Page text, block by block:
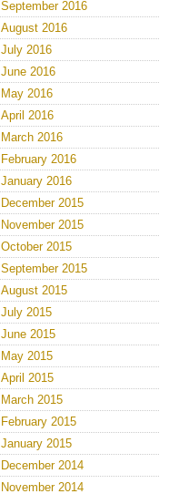
September 2016
August 2016
July 2016
June 2016
May 2016
April 2016
March 2016
February 2016
January 2016
December 2015
November 2015
October 2015
September 2015
August 2015
July 2015
June 2015
May 2015
April 2015
March 2015
February 2015
January 2015
December 2014
November 2014